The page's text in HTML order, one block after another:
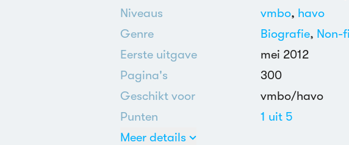
Niveaus
vmbo, havo
Genre
Biografie, Non-
Eerste uitgave
mei 2012
Pagina's
300
Geschikt voor
vmbo/havo
Punten
1 uit 5
Meer details